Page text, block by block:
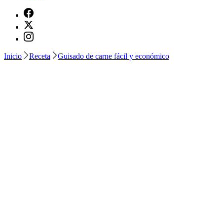
Inicio Receta Guisado de carne fácil y económico